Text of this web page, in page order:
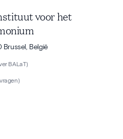
voor het
Brussel, België
BALaT)